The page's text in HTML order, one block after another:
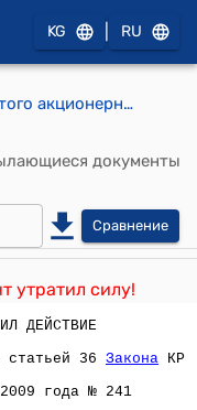
KG RU
ТИПОВОЙ УСТАВ Закрытого акционерного общества (утвержден приказом Минюста КР от 1 апреля 2009 года № 73)
документы
Сравнение
утратил силу!